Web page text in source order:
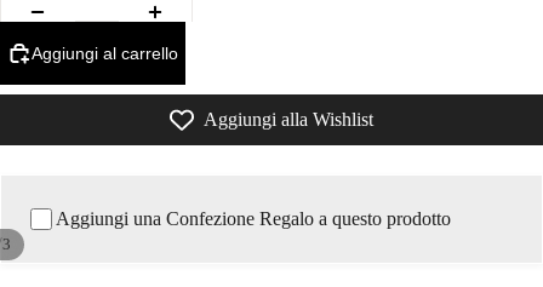
3
Aggiungi al carrello
Aggiungi alla Wishlist
Aggiungi una Confezione Regalo a questo prodotto